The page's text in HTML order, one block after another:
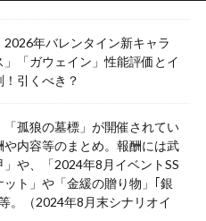
2026年バレンタイン新キャラ
」「ガウェイン」性能評価とイ
引くべき？
「孤狼の墓標」が開催されてい
や内容等のまとめ。報酬には武
や、「2024年8月イベントSS
ット」や「金緩の贈り物」｢銀
。（2024年8月末シナリオイ